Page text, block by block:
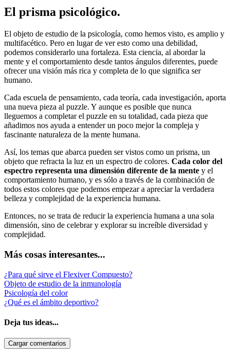
El prisma psicológico.
El objeto de estudio de la psicología, como hemos visto, es amplio y
multifacético. Pero en lugar de ver esto como una debilidad,
podemos considerarlo una fortaleza. Esta ciencia, al abordar la
mente y el comportamiento desde tantos ángulos diferentes, puede
ofrecer una visión más rica y completa de lo que significa ser
humano.
Cada escuela de pensamiento, cada teoría, cada investigación, aporta
una nueva pieza al puzzle. Y aunque es posible que nunca
lleguemos a completar el puzzle en su totalidad, cada pieza que
añadimos nos ayuda a entender un poco mejor la compleja y
fascinante naturaleza de la mente humana.
Así, los temas que abarca pueden ser vistos como un prisma, un
objeto que refracta la luz en un espectro de colores. Cada color del
espectro representa una dimensión diferente de la mente y el
comportamiento humano, y es sólo a través de la combinación de
todos estos colores que podemos empezar a apreciar la verdadera
belleza y complejidad de la experiencia humana.
Entonces, no se trata de reducir la experiencia humana a una sola
dimensión, sino de celebrar y explorar su increíble diversidad y
complejidad.
Más cosas interesantes...
¿Para qué sirve el Flexiver Compuesto?
Objeto de estudio de la inmunología
Psicología del color
¿Qué es el ámbito deportivo?
Deja tus ideas...
Cargar comentarios